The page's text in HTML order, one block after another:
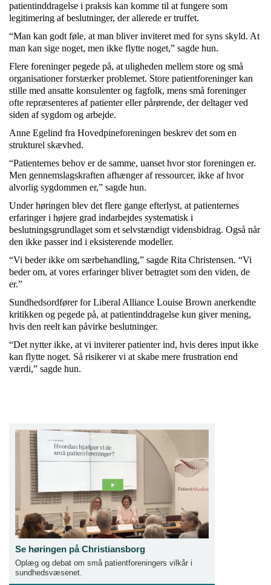
patientinddragelse i praksis kan komme til at fungere som
legitimering af beslutninger, der allerede er truffet.
“Man kan godt føle, at man bliver inviteret med for syns skyld. At
man kan sige noget, men ikke flytte noget,” sagde hun.
Flere foreninger pegede på, at uligheden mellem store og små
organisationer forstærker problemet. Store patientforeninger kan
stille med ansatte konsulenter og fagfolk, mens små foreninger
ofte repræsenteres af patienter eller pårørende, der deltager ved
siden af sygdom og arbejde.
Anne Egelind fra Hovedpineforeningen beskrev det som en
strukturel skævhed.
“Patienternes behov er de samme, uanset hvor stor foreningen er.
Men gennemslagskraften afhænger af ressourcer, ikke af hvor
alvorlig sygdommen er,” sagde hun.
Under høringen blev det flere gange efterlyst, at patienternes
erfaringer i højere grad indarbejdes systematisk i
beslutningsgrundlaget som et selvstændigt vidensbidrag. Også når
den ikke passer ind i eksisterende modeller.
“Vi beder ikke om særbehandling,” sagde Rita Christensen. “Vi
beder om, at vores erfaringer bliver betragtet som den viden, de
er.”
Sundhedsordfører for Liberal Alliance Louise Brown anerkendte
kritikken og pegede på, at patientinddragelse kun giver mening,
hvis den reelt kan påvirke beslutninger.
“Det nytter ikke, at vi inviterer patienter ind, hvis deres input ikke
kan flytte noget. Så risikerer vi at skabe mere frustration end
værdi,” sagde hun.
Se høringen på Christiansborg
Oplæg og debat om små patientforeningers vilkår i
sundhedsvæsenet.